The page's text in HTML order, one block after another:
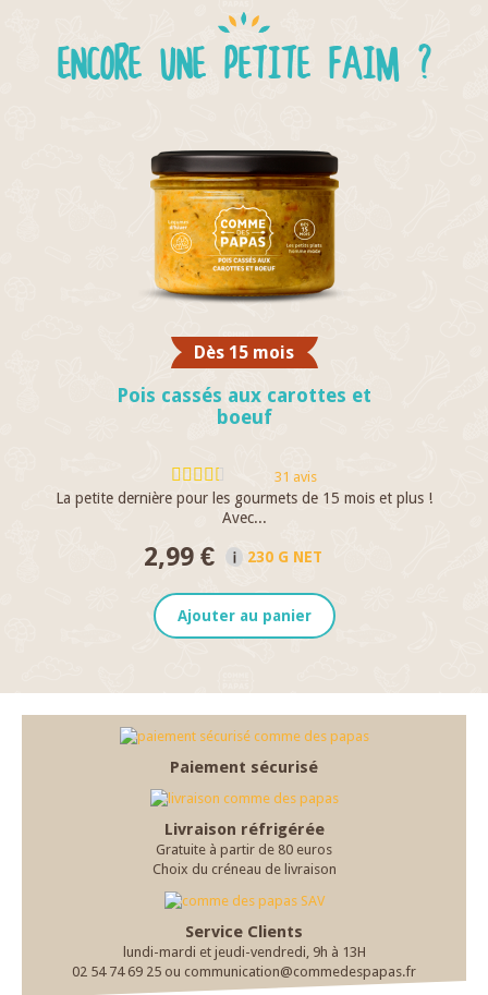
ENCORE UNE PETITE FAIM ?
Dès 15 mois
Pois cassés aux carottes et
boeuf
31 avis
La petite dernière pour les gourmets de 15 mois et plus !
Avec...
2,99 € 230 G NET
Ajouter au panier
Paiement sécurisé
Livraison réfrigérée
Gratuite à partir de 80 euros
Choix du créneau de livraison
Service Clients
lundi-mardi et jeudi-vendredi, 9h à 13H
02 54 74 69 25 ou communication@commedespapas.fr